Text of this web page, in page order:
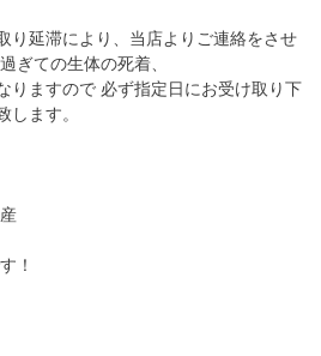
り延滞により、当店よりご連絡をさせ
ぎての生体の死着、
りますので 必ず指定日にお受け取り下
します。
！